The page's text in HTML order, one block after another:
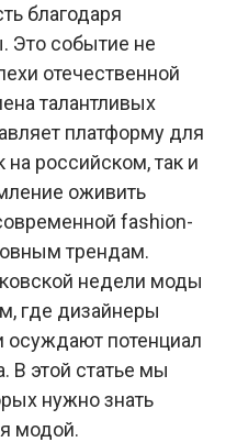
благодаря
Это событие не
отечественной
талантливых
платформу для
российском, так и
оживить
fashion-
трендам.
недели моды
где дизайнеры
осуждают потенциал
В этой статье мы
нужно знать
модой.